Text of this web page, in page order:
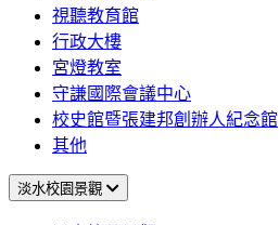
視聽教育館
行政大樓
宮燈教室
守謙國際會議中心
校史館暨張建邦創辦人紀念館
其他
淡水校園景觀